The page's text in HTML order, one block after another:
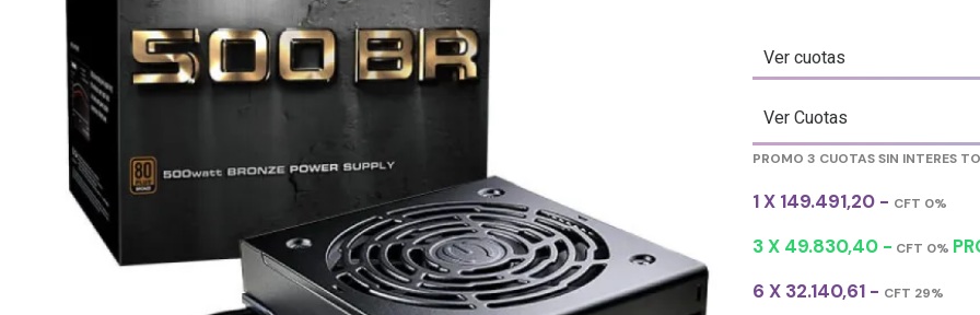
Ver cuotas
Ver Cuotas
PROMO 3 CUOTAS SIN INTERES
1 X 149.491,20 - CFT 0%
3 X 49.830,40 - CFT 0%
6 X 32.140,61 - CFT 29%